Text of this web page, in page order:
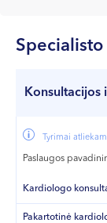
Konsultacijos
Tyrimai
Paslaugos
Kardiologo
Pakartotinė